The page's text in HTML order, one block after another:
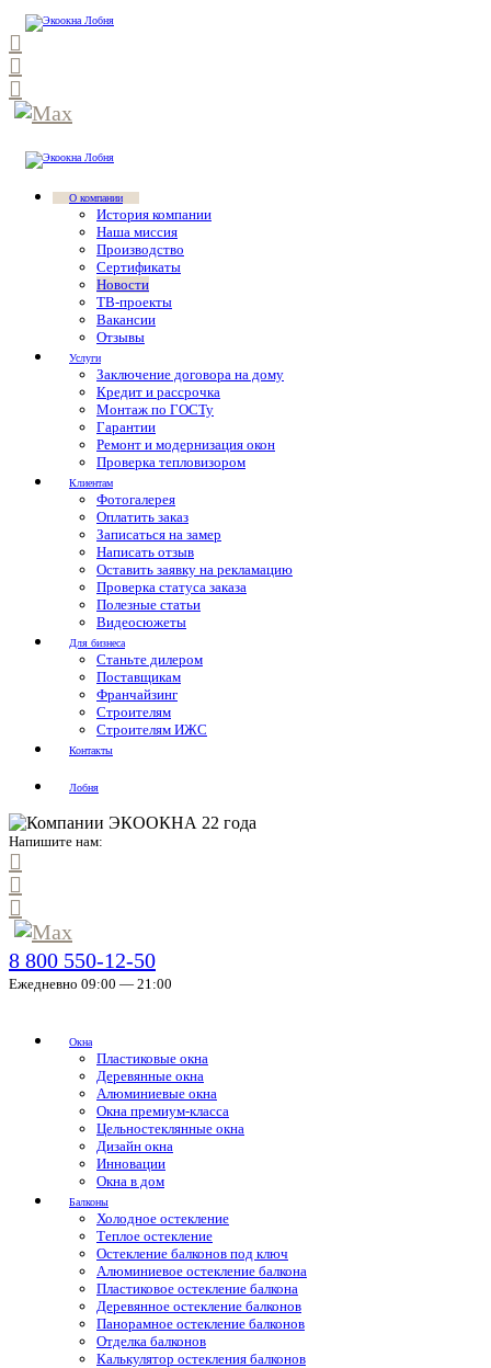
О компании
История компании
Наша миссия
Производство
Сертификаты
Новости
ТВ-проекты
Вакансии
Отзывы
Услуги
Заключение договора на дому
Кредит и рассрочка
Монтаж по ГОСТу
Гарантии
Ремонт и модернизация окон
Проверка тепловизором
Клиентам
Фотогалерея
Оплатить заказ
Записаться на замер
Написать отзыв
Оставить заявку на рекламацию
Проверка статуса заказа
Полезные статьи
Видеосюжеты
Для бизнеса
Станьте дилером
Поставщикам
Франчайзинг
Строителям
Строителям ИЖС
Контакты
Лобня
Напишите нам:
8 800 550-12-50
Ежедневно 09:00 — 21:00
Окна
Пластиковые окна
Деревянные окна
Алюминиевые окна
Окна премиум-класса
Цельностеклянные окна
Дизайн окна
Инновации
Окна в дом
Балконы
Холодное остекление
Теплое остекление
Остекление балконов под ключ
Алюминиевое остекление балкона
Пластиковое остекление балкона
Деревянное остекление балконов
Панорамное остекление балконов
Отделка балконов
Калькулятор остекления балконов